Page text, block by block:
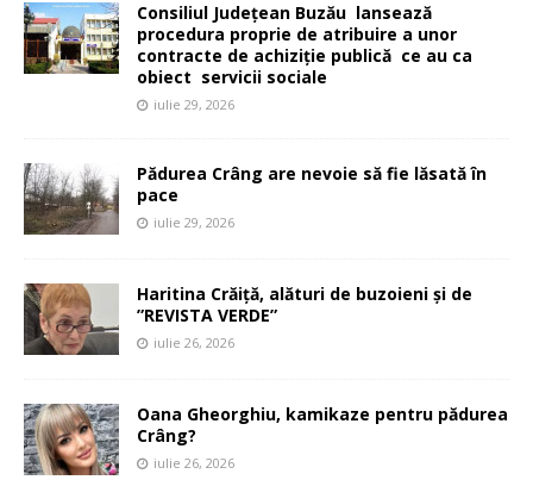
Consiliul Județean Buzău lansează
procedura proprie de atribuire a unor
contracte de achiziție publică ce au ca
obiect servicii sociale
iulie 29, 2026
Pădurea Crâng are nevoie să fie lăsată în
pace
iulie 29, 2026
Haritina Crăiță, alături de buzoieni și de
”REVISTA VERDE”
iulie 26, 2026
Oana Gheorghiu, kamikaze pentru pădurea
Crâng?
iulie 26, 2026